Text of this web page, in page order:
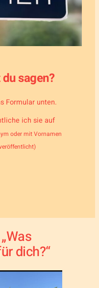
sagen?
Formular unten.
ich sie auf
oder mit Vornamen
dich?“